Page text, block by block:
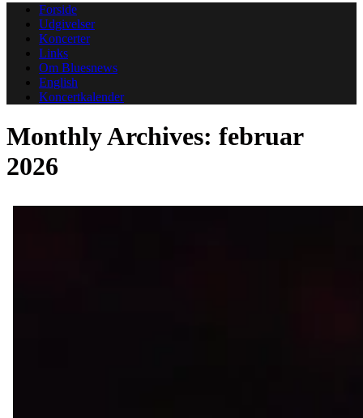
Skip
content
Forside
Udgivelser
Koncerter
Links
Om Bluesnews
English
Koncertkalender
Monthly Archives: februar
2026